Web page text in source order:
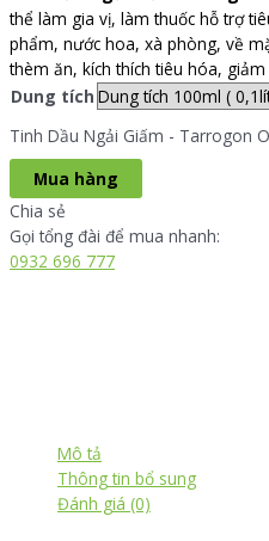
thể làm gia vị, làm thuốc hỗ trợ
phẩm, nước hoa, xà phòng, về
thèm ăn, kích thích tiêu hóa,
Dung tích
Tinh Dầu Ngải Giấm - Tarrogon
Mua hàng
Chia sẻ
Gọi tổng đài để mua nhanh:
0932 696 777
Mô tả
Thông tin bổ sung
Đánh giá (0)